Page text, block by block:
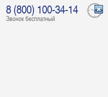
8 (800) 100-34-14
Звонок бесплатный